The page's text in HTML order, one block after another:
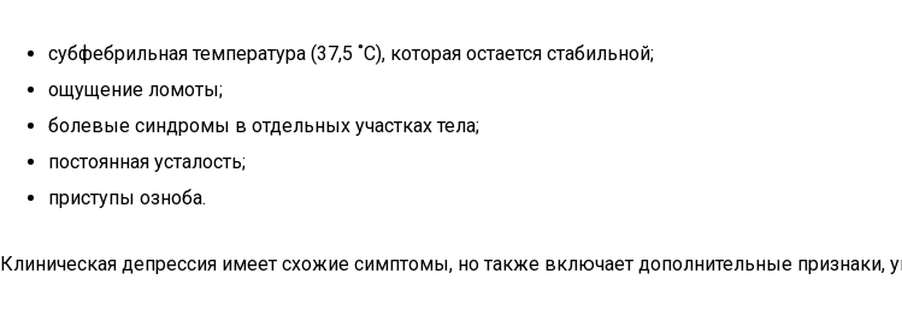
субфебрильная температура (37,5 ˚C), которая остается стабильной;
ощущение ломоты;
болевые синдромы в отдельных участках тела;
постоянная усталость;
приступы озноба.
Клиническая депрессия имеет схожие симптомы, но также включает дополнительные признаки,